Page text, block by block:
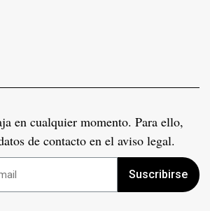
en cualquier momento. Para ello,
de contacto en el aviso legal.
Suscribirse